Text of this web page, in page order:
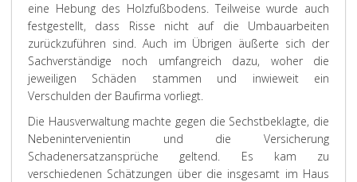
eine Hebung des Holzfußbodens. Teilweise wurde auch
festgestellt, dass Risse nicht auf die Umbauarbeiten
zurückzuführen sind. Auch im Übrigen äußerte sich der
Sachverständige noch umfangreich dazu, woher die
jeweiligen Schäden stammen und inwieweit ein
Verschulden der Baufirma vorliegt.
Die Hausverwaltung machte gegen die Sechstbeklagte, die
Nebenintervenientin und die Versicherung
Schadenersatzansprüche geltend. Es kam zu
verschiedenen Schätzungen über die insgesamt im Haus